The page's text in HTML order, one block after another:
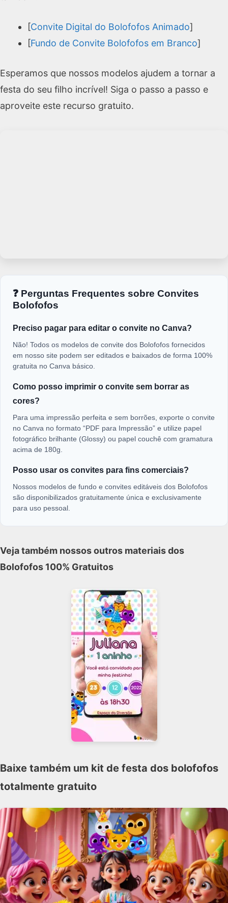
[Convite Digital do Bolofofos Animado]
[Fundo de Convite Bolofofos em Branco]
Esperamos que nossos modelos ajudem a tornar a
festa do seu filho incrível! Siga o passo a passo e
aproveite este recurso gratuito.
❓ Perguntas Frequentes sobre Convites
Bolofofos
Preciso pagar para editar o convite no Canva?
Não! Todos os modelos de convite dos Bolofofos fornecidos
em nosso site podem ser editados e baixados de forma 100%
gratuita no Canva básico.
Como posso imprimir o convite sem borrar as
cores?
Para uma impressão perfeita e sem borrões, exporte o convite
no Canva no formato “PDF para Impressão” e utilize papel
fotográfico brilhante (Glossy) ou papel couchê com gramatura
acima de 180g.
Posso usar os convites para fins comerciais?
Nossos modelos de fundo e convites editáveis dos Bolofofos
são disponibilizados gratuitamente única e exclusivamente
para uso pessoal.
Veja também nossos outros materiais dos
Bolofofos 100% Gratuitos
Baixe também um kit de festa dos bolofofos
totalmente gratuito